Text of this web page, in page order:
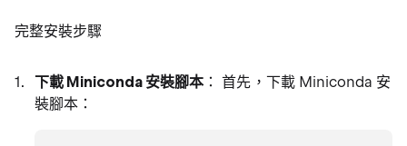
完整安裝步驟
下載 Miniconda 安裝腳本： 首先，下載 Miniconda 安
裝腳本：